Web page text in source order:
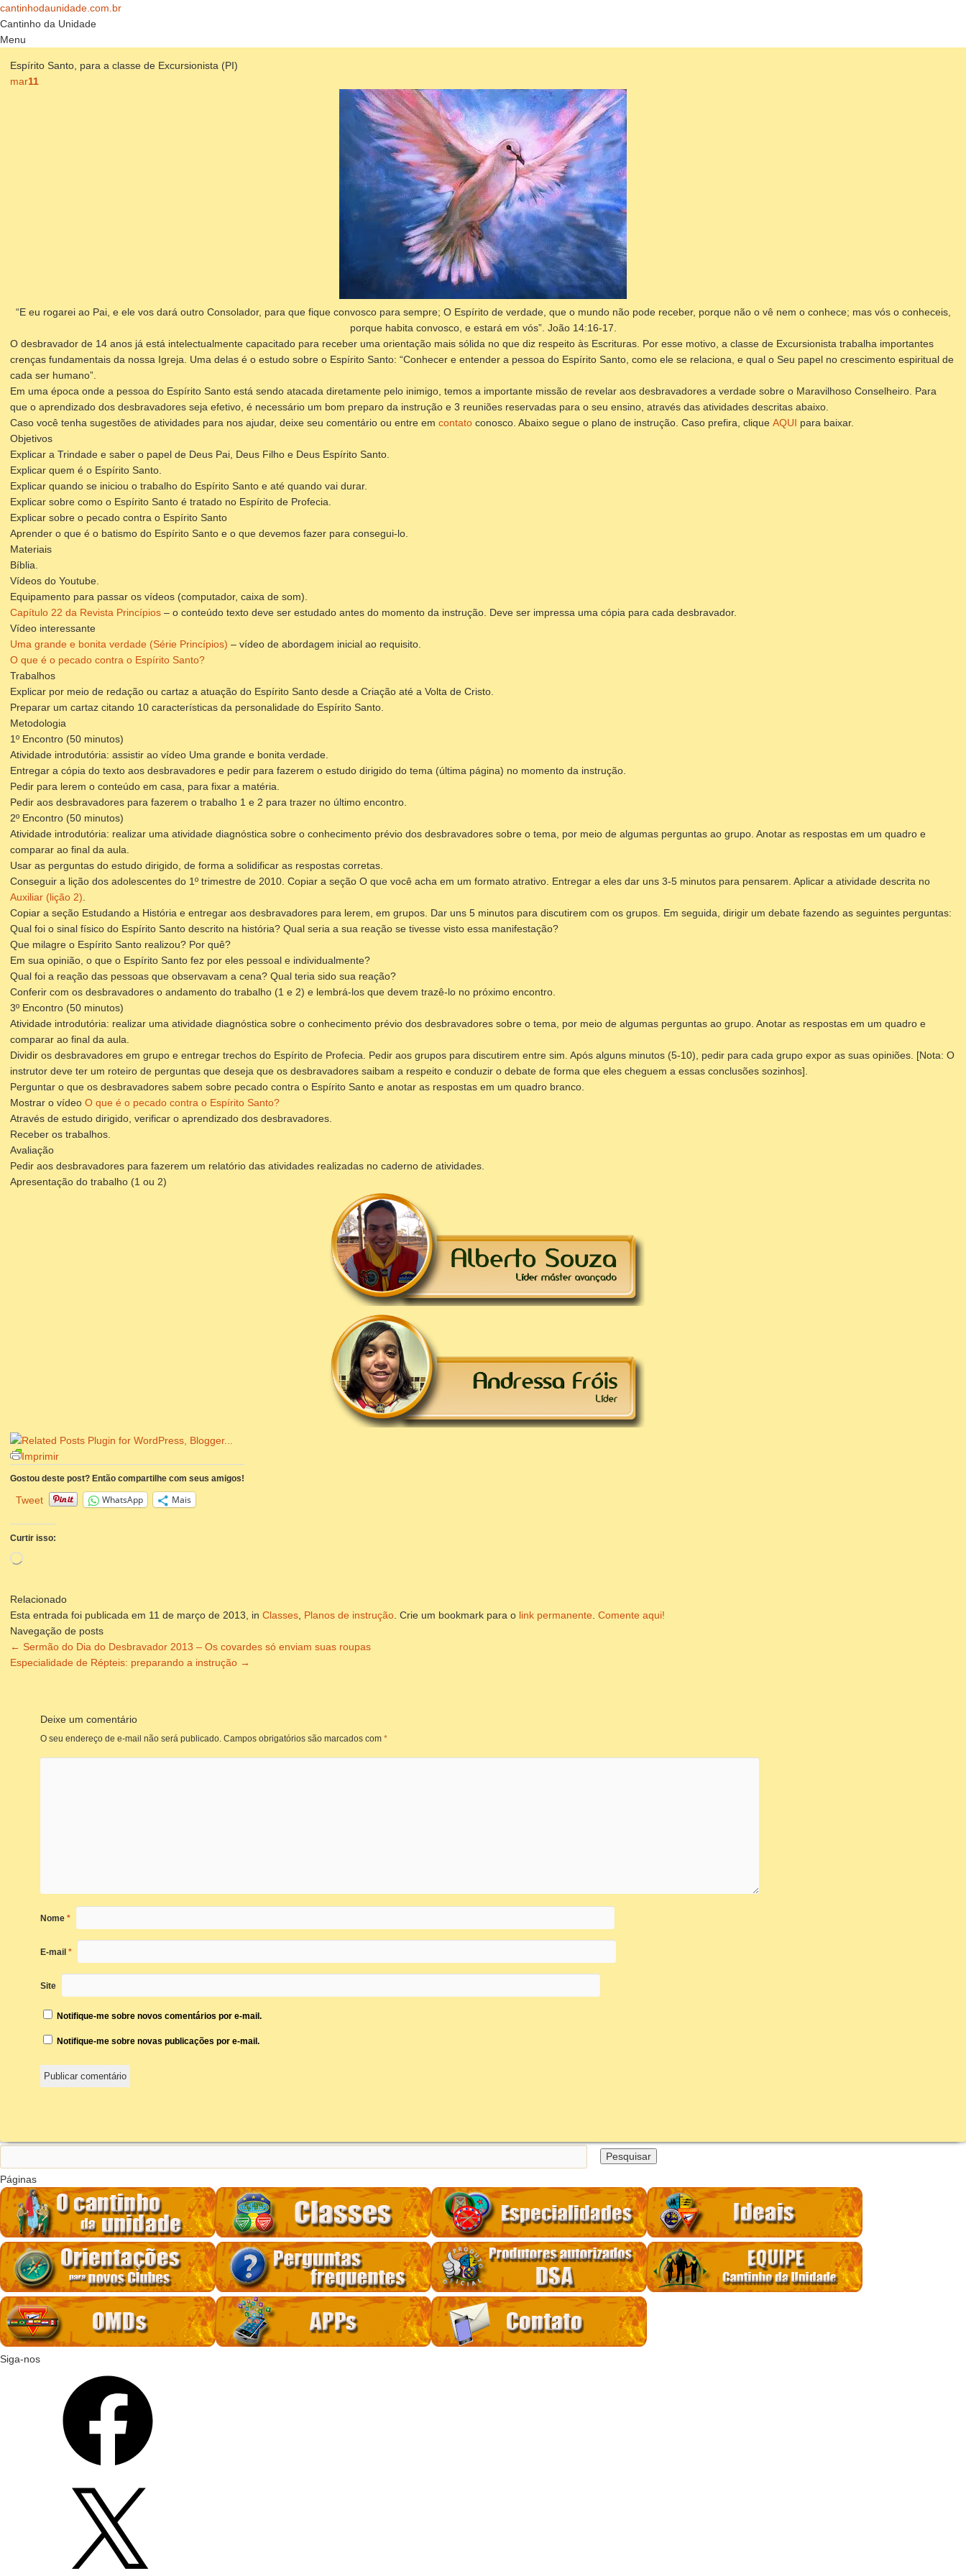
cantinhodaunidade.com.br
Cantinho da Unidade
Menu
paraEspírito Santo, para a classe de Excursionista (PI)
mar11
“E eu rogarei ao Pai, e ele vos dará outro Consolador, para que fique convosco para sempre; O Espírito de verdade, que o mundo não pode receber, porque não o vê nem o conhece; mas vós o conheceis,
porque habita convosco, e estará em vós”. João 14:16-17.
O desbravador de 14 anos já está intelectualmente capacitado para receber uma orientação mais sólida no que diz respeito às Escrituras. Por esse motivo, a classe de Excursionista trabalha importantes
crenças fundamentais da nossa Igreja. Uma delas é o estudo sobre o Espírito Santo: “Conhecer e entender a pessoa do Espírito Santo, como ele se relaciona, e qual o Seu papel no crescimento espiritual de
cada ser humano”.
Em uma época onde a pessoa do Espírito Santo está sendo atacada diretamente pelo inimigo, temos a importante missão de revelar aos desbravadores a verdade sobre o Maravilhoso Conselheiro. Para
que o aprendizado dos desbravadores seja efetivo, é necessário um bom preparo da instrução e 3 reuniões reservadas para o seu ensino, através das atividades descritas abaixo.
Caso você tenha sugestões de atividades para nos ajudar, deixe seu comentário ou entre em contato conosco. Abaixo segue o plano de instrução. Caso prefira, clique AQUI para baixar.
Objetivos
Explicar a Trindade e saber o papel de Deus Pai, Deus Filho e Deus Espírito Santo.
Explicar quem é o Espírito Santo.
Explicar quando se iniciou o trabalho do Espírito Santo e até quando vai durar.
Explicar sobre como o Espírito Santo é tratado no Espírito de Profecia.
Explicar sobre o pecado contra o Espírito Santo
Aprender o que é o batismo do Espírito Santo e o que devemos fazer para consegui-lo.
Materiais
Bíblia.
Vídeos do Youtube.
Equipamento para passar os vídeos (computador, caixa de som).
Capítulo 22 da Revista Princípios – o conteúdo texto deve ser estudado antes do momento da instrução. Deve ser impressa uma cópia para cada desbravador.
Vídeo interessante
Uma grande e bonita verdade (Série Princípios) – vídeo de abordagem inicial ao requisito.
O que é o pecado contra o Espírito Santo?
Trabalhos
Explicar por meio de redação ou cartaz a atuação do Espírito Santo desde a Criação até a Volta de Cristo.
Preparar um cartaz citando 10 características da personalidade do Espírito Santo.
Metodologia
1º Encontro (50 minutos)
Atividade introdutória: assistir ao vídeo Uma grande e bonita verdade.
Entregar a cópia do texto aos desbravadores e pedir para fazerem o estudo dirigido do tema (última página) no momento da instrução.
Pedir para lerem o conteúdo em casa, para fixar a matéria.
Pedir aos desbravadores para fazerem o trabalho 1 e 2 para trazer no último encontro.
2º Encontro (50 minutos)
Atividade introdutória: realizar uma atividade diagnóstica sobre o conhecimento prévio dos desbravadores sobre o tema, por meio de algumas perguntas ao grupo. Anotar as respostas em um quadro e
comparar ao final da aula.
Usar as perguntas do estudo dirigido, de forma a solidificar as respostas corretas.
Conseguir a lição dos adolescentes do 1º trimestre de 2010. Copiar a seção O que você acha em um formato atrativo. Entregar a eles dar uns 3-5 minutos para pensarem. Aplicar a atividade descrita no
Auxiliar (lição 2)
Copiar a seção Estudando a História e entregar aos desbravadores para lerem, em grupos. Dar uns 5 minutos para discutirem com os grupos. Em seguida, dirigir um debate fazendo as seguintes perguntas:
Qual foi o sinal físico do Espírito Santo descrito na história? Qual seria a sua reação se tivesse visto essa manifestação?
Que milagre o Espírito Santo realizou? Por quê?
Em sua opinião, o que o Espírito Santo fez por eles pessoal e individualmente?
Qual foi a reação das pessoas que observavam a cena? Qual teria sido sua reação?
Conferir com os desbravadores o andamento do trabalho (1 e 2) e lembrá-los que devem trazê-lo no próximo encontro.
3º Encontro (50 minutos)
Atividade introdutória: realizar uma atividade diagnóstica sobre o conhecimento prévio dos desbravadores sobre o tema, por meio de algumas perguntas ao grupo. Anotar as respostas em um quadro e
comparar ao final da aula.
Dividir os desbravadores em grupo e entregar trechos do Espírito de Profecia. Pedir aos grupos para discutirem entre sim. Após alguns minutos (5-10), pedir para cada grupo expor as suas opiniões. [Nota: O
instrutor deve ter um roteiro de perguntas que deseja que os desbravadores saibam a respeito e conduzir o debate de forma que eles cheguem a essas conclusões sozinhos].
Perguntar o que os desbravadores sabem sobre pecado contra o Espírito Santo e anotar as respostas em um quadro branco.
Mostrar o vídeo O que é o pecado contra o Espírito Santo?
Através de estudo dirigido, verificar o aprendizado dos desbravadores.
Receber os trabalhos.
Avaliação
Pedir aos desbravadores para fazerem um relatório das atividades realizadas no caderno de atividades.
Apresentação do trabalho (1 ou 2)
Imprimir
Gostou deste post? Então compartilhe com seus amigos!
Tweet WhatsApp Mais
Curtir isso:
Carregando...
Relacionado
Esta entrada foi publicada em 11 de março de 2013, in Classes Planos de instrução . Crie um bookmark para o link permanente Comente aqui!
Navegação de posts
← Sermão do Dia do Desbravador 2013 – Os covardes só enviam suas roupas
Especialidade de Répteis: preparando a instrução →
Deixe um comentário
O seu endereço de e-mail não será publicado. Campos obrigatórios são marcados com *
Nome *
E-mail *
Site
Notifique-me sobre novos comentários por e-mail.
Notifique-me sobre novas publicações por e-mail.
Pesquisar
por:
Páginas
Siga-nos